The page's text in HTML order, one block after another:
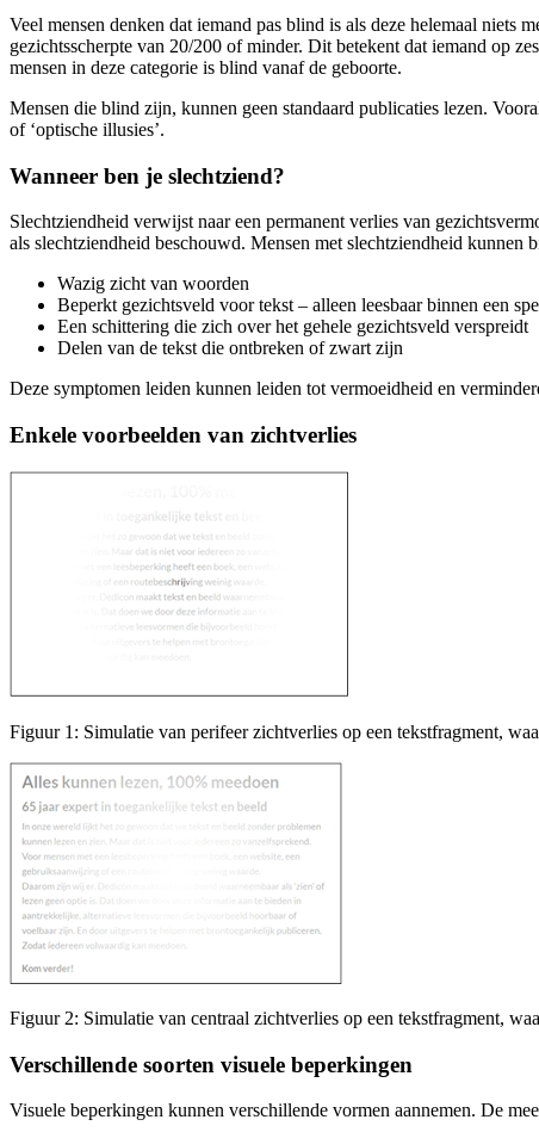
Veel mensen denken dat iemand pas blind is als deze helemaal
gezichtsscherpte van 20/200 of minder. Dit betekent dat iemand op
mensen in deze categorie is blind vanaf de geboorte.
Mensen die blind zijn, kunnen geen standaard publicaties lezen.
of ‘optische illusies’.
Wanneer ben je slechtziend?
Slechtziendheid verwijst naar een permanent verlies van
als slechtziendheid beschouwd. Mensen met slechtziendheid
Wazig zicht van woorden
Beperkt gezichtsveld voor tekst – alleen leesbaar binnen een
Een schittering die zich over het gehele gezichtsveld verspreidt
Delen van de tekst die ontbreken of zwart zijn
Deze symptomen leiden kunnen leiden tot vermoeidheid en
Enkele voorbeelden van zichtverlies
Figuur 1: Simulatie van perifeer zichtverlies op een tekstfragment,
Figuur 2: Simulatie van centraal zichtverlies op een tekstfragment,
Verschillende soorten visuele beperkingen
Visuele beperkingen kunnen verschillende vormen aannemen. De